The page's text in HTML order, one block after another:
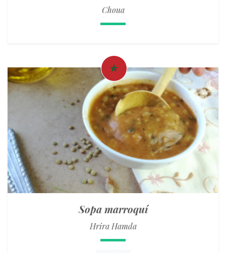
Choua
Sopa marroquí
Hrira Hamda